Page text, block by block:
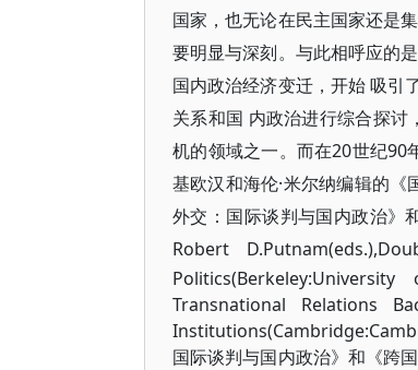
国家，也无论在民主国家还是
要明显与深刻。与此相呼应的
国内政治经济变迁，开始 吸引
关系和国 内政治进行综合探
机的领域之一。而在20世纪90
基欧汉和海伦·米尔纳编辑的
外交：国际谈判与国内政治》
Robert D.Putnam(eds.),
Politics(Berkeley:University
Transnational Relations
国际谈判与国内政治》和《跨